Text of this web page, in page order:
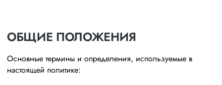
ОБЩИЕ ПОЛОЖЕНИЯ
Основные термины и определения, используемые в
настоящей политике: